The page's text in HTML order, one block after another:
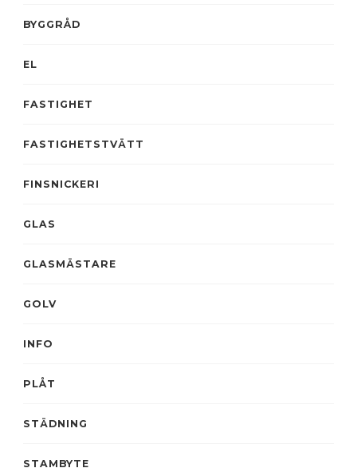
BYGGRÅD
EL
FASTIGHET
FASTIGHETSTVÄTT
FINSNICKERI
GLAS
GLASMÄSTARE
GOLV
INFO
PLÅT
STÄDNING
STAMBYTE